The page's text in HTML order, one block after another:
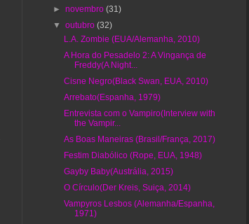
►novembro(31)
▼outubro(32)
L.A. Zombie (EUA/Alemanha, 2010)
A Hora do Pesadelo 2: A Vingança de
Freddy(A Night...
Cisne Negro(Black Swan, EUA, 2010)
Arrebato(Espanha, 1979)
Entrevista com o Vampiro(Interview with
the Vampir...
As Boas Maneiras (Brasil/França, 2017)
Festim Diabólico (Rope, EUA, 1948)
Gayby Baby(Austrália, 2015)
O Círculo(Der Kreis, Suiça, 2014)
Vampyros Lesbos (Alemanha/Espanha,
1971)